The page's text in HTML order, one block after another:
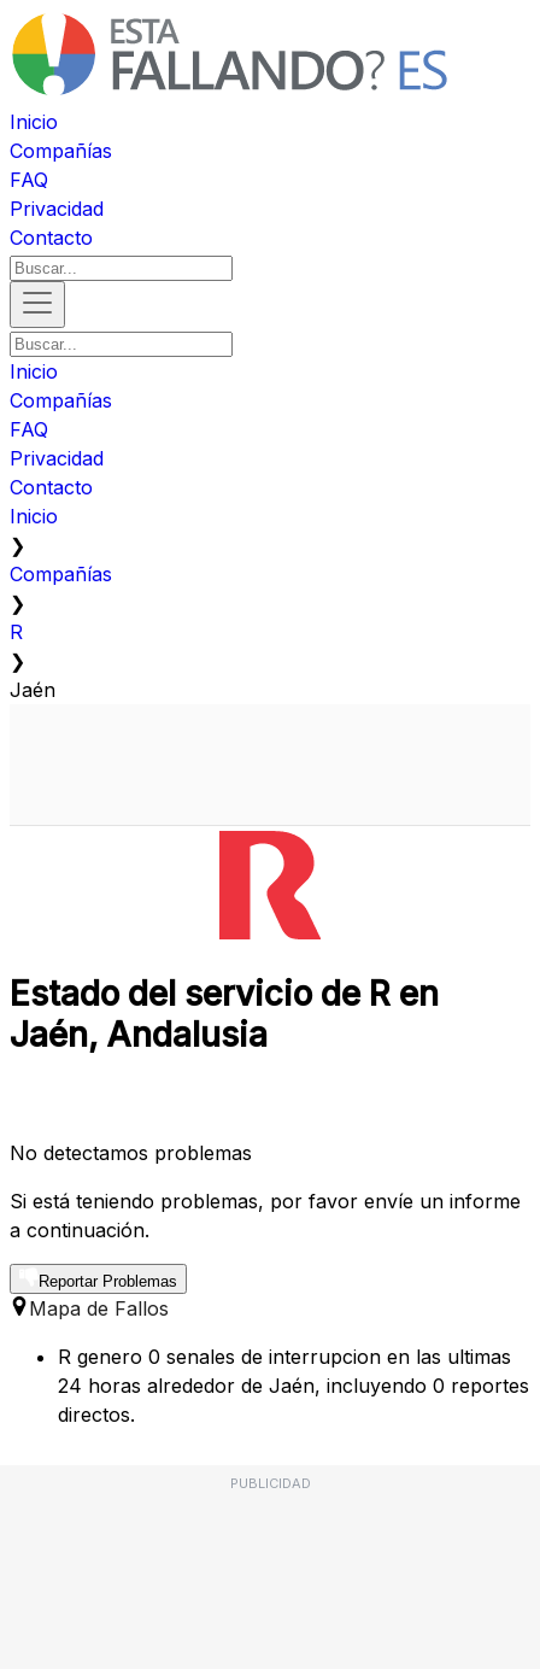
Inicio
Compañías
FAQ
Privacidad
Contacto
Inicio
Compañías
FAQ
Privacidad
Contacto
Inicio
❯
Compañías
❯
R
❯
Jaén
Estado del servicio de R en
Jaén, Andalusia
No detectamos problemas
Si está teniendo problemas, por favor envíe un informe
a continuación.
Reportar Problemas
Mapa de Fallos
R genero 0 senales de interrupcion en las ultimas
24 horas alrededor de Jaén, incluyendo 0 reportes
directos.
PUBLICIDAD